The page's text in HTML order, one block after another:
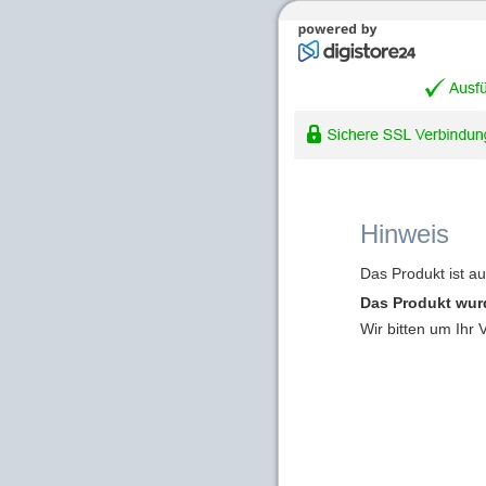
Hinweis
Das Produkt ist
Das Produkt
Wir bitten um Ihr